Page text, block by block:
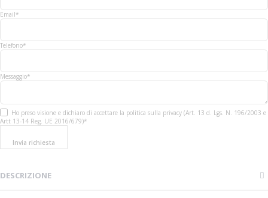
Email*
Telefono*
Messaggio*
Ho preso visione e dichiaro di accettare la politica sulla privacy (Art. 13 d. Lgs. N. 196/2003 e
Artt 13-14 Reg. UE 2016/679)*
Invia richiesta
DESCRIZIONE